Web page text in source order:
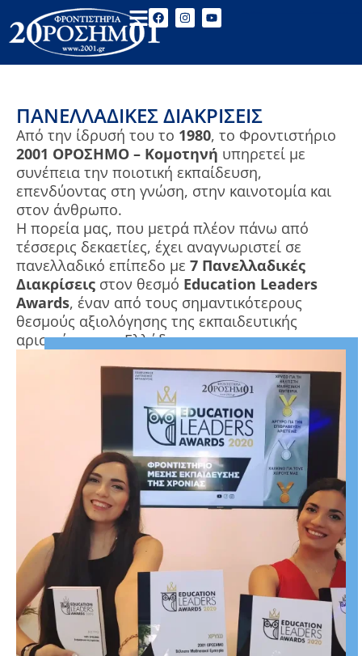
ΠΑΝΕΛΛΑΔΙΚΈΣ ΔΙΑΚΡΊΣΕΙΣ
Από την ίδρυσή του το 1980, το Φροντιστήριο
2001 ΟΡΟΣΗΜΟ – Κομοτηνή υπηρετεί με
συνέπεια την ποιοτική εκπαίδευση,
επενδύοντας στη γνώση, στην καινοτομία και
στον άνθρωπο.
Η πορεία μας, που μετρά πλέον πάνω από
τέσσερις δεκαετίες, έχει αναγνωριστεί σε
πανελλαδικό επίπεδο με 7 Πανελλαδικές
Διακρίσεις στον θεσμό Education Leaders
Awards, έναν από τους σημαντικότερους
θεσμούς αξιολόγησης της εκπαιδευτικής
αριστείας στην Ελλάδα.